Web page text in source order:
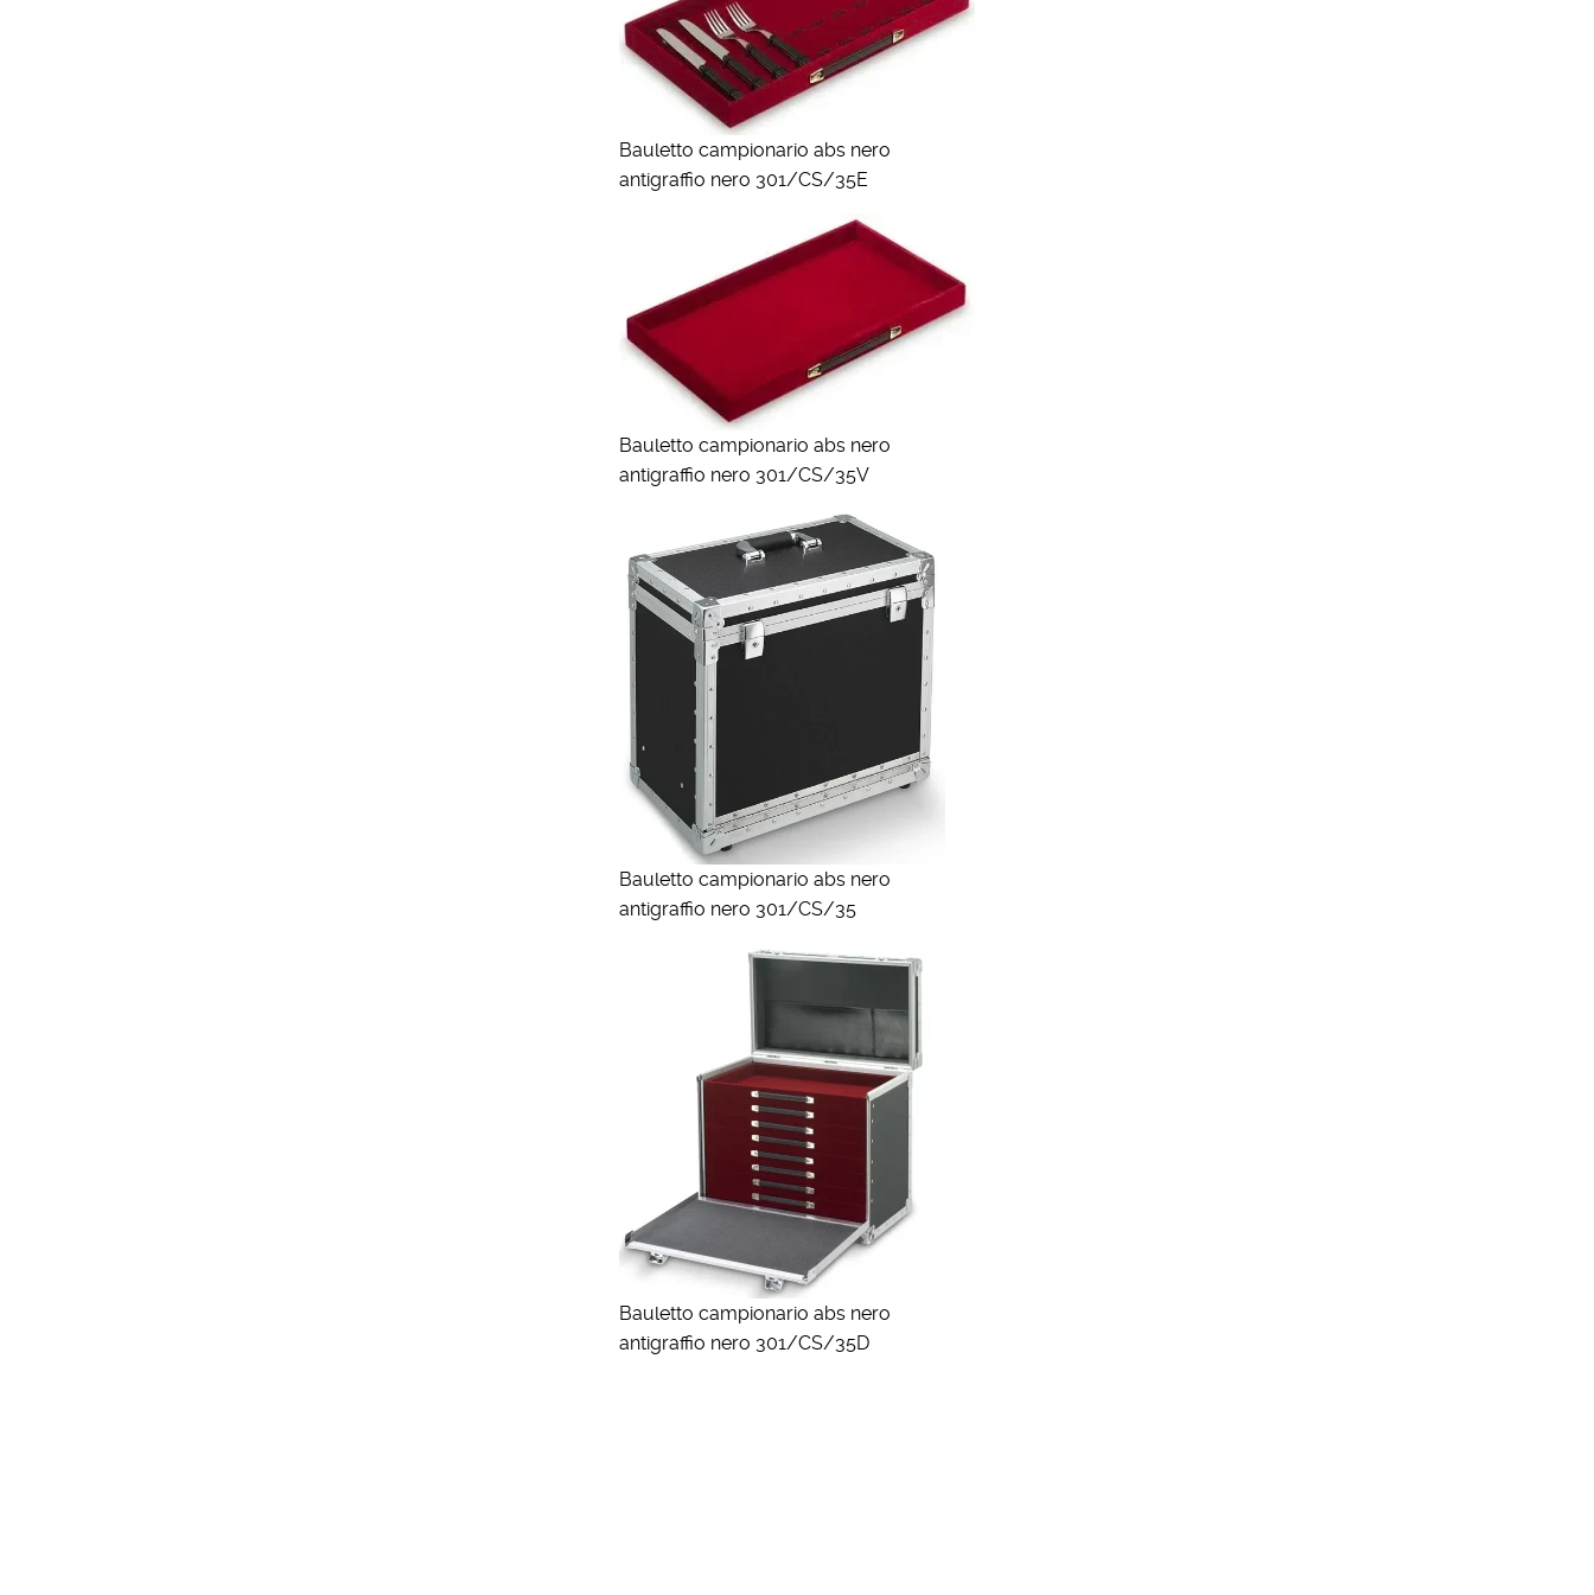
Bauletto campionario abs nero
antigraffio nero 301/CS/35E
Bauletto campionario abs nero
antigraffio nero 301/CS/35V
Bauletto campionario abs nero
antigraffio nero 301/CS/35
Bauletto campionario abs nero
antigraffio nero 301/CS/35D